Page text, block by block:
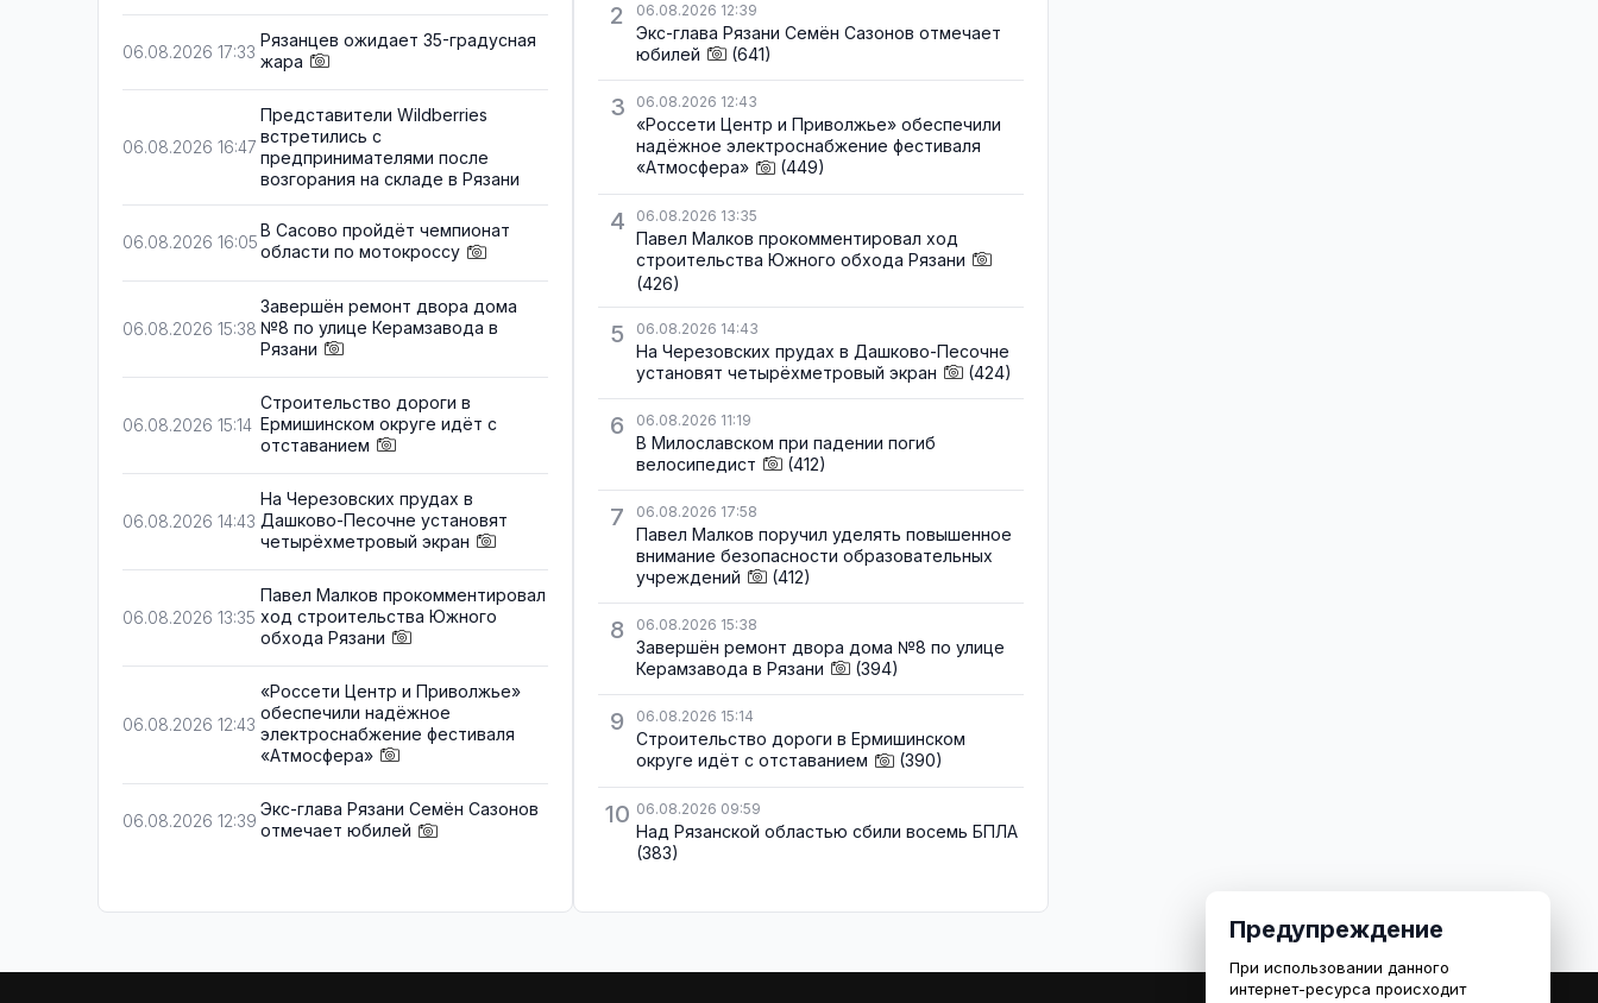
06.08.2026 17:33
Рязанцев ожидает 35-градусная
жара
06.08.2026 16:47
Представители Wildberries
встретились с
предпринимателями после
возгорания на складе в Рязани
06.08.2026 16:05
В Сасово пройдёт чемпионат
области по мотокроссу
06.08.2026 15:38
Завершён ремонт двора дома
№8 по улице Керамзавода в
Рязани
06.08.2026 15:14
Строительство дороги в
Ермишинском округе идёт с
отставанием
06.08.2026 14:43
На Черезовских прудах в
Дашково-Песочне установят
четырёхметровый экран
06.08.2026 13:35
Павел Малков прокомментировал
ход строительства Южного
обхода Рязани
06.08.2026 12:43
«Россети Центр и Приволжье»
обеспечили надёжное
электроснабжение фестиваля
«Атмосфера»
06.08.2026 12:39
Экс-глава Рязани Семён Сазонов
отмечает юбилей
2 06.08.2026 12:39
Экс-глава Рязани Семён Сазонов отмечает
юбилей
(641)
3 06.08.2026 12:43
«Россети Центр и Приволжье» обеспечили
надёжное электроснабжение фестиваля
«Атмосфера»
(449)
4 06.08.2026 13:35
Павел Малков прокомментировал ход
строительства Южного обхода Рязани
(426)
5 06.08.2026 14:43
На Черезовских прудах в Дашково-Песочне
установят четырёхметровый экран
(424)
6 06.08.2026 11:19
В Милославском при падении погиб
велосипедист
(412)
7 06.08.2026 17:58
Павел Малков поручил уделять повышенное
внимание безопасности образовательных
учреждений
(412)
8 06.08.2026 15:38
Завершён ремонт двора дома №8 по улице
Керамзавода в Рязани
(394)
9 06.08.2026 15:14
Строительство дороги в Ермишинском
округе идёт с отставанием
(390)
10 06.08.2026 09:59
Над Рязанской областью сбили восемь БПЛА
(383)
Предупреждение
При использовании данного
интернет-ресурса происходит